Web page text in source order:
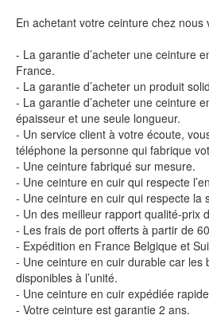
En achetant votre ceinture chez nous
- La garantie d’acheter une ceinture
France.
- La garantie d’acheter un produit
- La garantie d’acheter une ceinture
épaisseur et une seule longueur.
- Un service client à votre écoute,
téléphone la personne qui fabrique
- Une ceinture fabriqué sur mesure.
- Une ceinture en cuir qui respecte
- Une ceinture en cuir qui respecte la
- Un des meilleur rapport qualité-prix
- Les frais de port offerts à partir de
- Expédition en France Belgique et
- Une ceinture en cuir durable car les
disponibles à l’unité.
- Une ceinture en cuir expédiée
- Votre ceinture est garantie 2 ans.